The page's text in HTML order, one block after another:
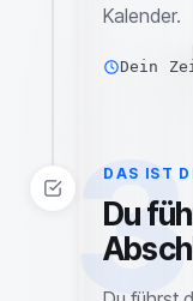
Kalender.
Dein
3
DAS IST
Du